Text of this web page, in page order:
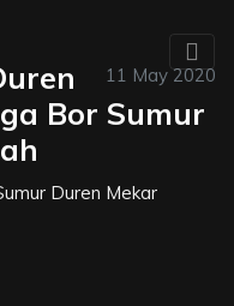
11 May 2020
Bor Sumur
Duren Mekar